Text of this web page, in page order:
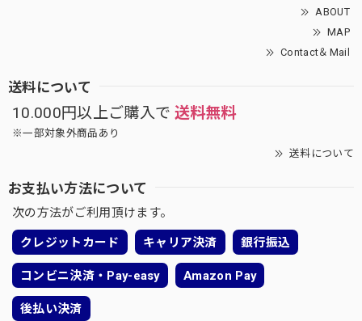
ABOUT
MAP
Contact＆Mail
送料について
10.000円以上ご購入で 送料無料
※一部対象外商品あり
送料について
お支払い方法について
次の方法がご利用頂けます。
クレジットカード キャリア決済 銀行振込
コンビニ決済・Pay-easy Amazon Pay
後払い決済